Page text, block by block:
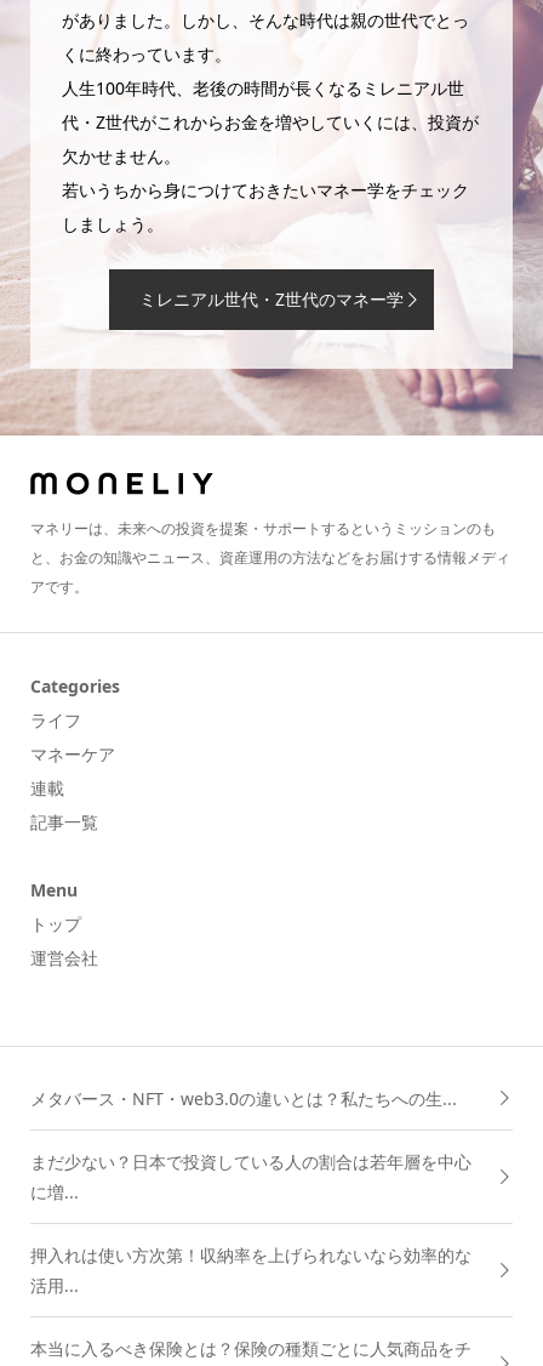
がありました。しかし、そんな時代は親の世代でとっ
くに終わっています。
人生100年時代、老後の時間が長くなるミレニアル世
代・Z世代がこれからお金を増やしていくには、投資が
欠かせません。
若いうちから身につけておきたいマネー学をチェック
しましょう。
ミレニアル世代・Z世代のマネー学
マネリーは、未来への投資を提案・サポートするというミッションのも
と、お金の知識やニュース、資産運用の方法などをお届けする情報メディ
アです。
Categories
ライフ
マネーケア
連載
記事一覧
Menu
トップ
運営会社
メタバース・NFT・web3.0の違いとは？私たちへの生...
まだ少ない？日本で投資している人の割合は若年層を中心
に増...
押入れは使い方次第！収納率を上げられないなら効率的な
活用...
本当に入るべき保険とは？保険の種類ごとに人気商品をチ